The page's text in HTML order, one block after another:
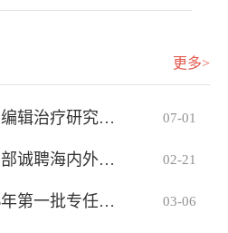
办学成果，为湖...
解读。她要求各党支部以高度
使命感，扎实推进学习教
问题的过程中，要注...
书记鄢朝晖，医学部各党总支
委办公室主任杨洁芳主持会
请湖南农业大学商学院会计
分享。李书记结...
更多>
湖南师范大学基因编辑治疗研究组师资博士后招聘 07-01
湖南师范大学医学部诚聘海内外优秀人才 02-21
湖南师范大学2026年第一批专任教师公开招聘公告 03-06